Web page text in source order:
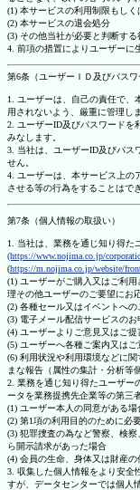
(1) 本サービスの利用制限もしく
(2) 本サービスの退会処分
(3) その他当社が必要と判断する
4. 前項の措置によりユーザーに
第6条（ユーザーＩＤ及びパスワ
1. ユーザーは、自己の責任で、
用されないよう、厳重に管理しま
2. ユーザーID及びパスワードを
みなします。
3. 当社は、ユーザーID及びパス
せん。
4. ユーザーは、本サービス上の
させる等の行為をすることはで
第7条（個人情報の取扱い）
1. 当社は、業務を通じ知り得た
(https://www.nojima.co.jp/
(https://m.nojima.co.jp/website/
(1) ユーザーがご購入又はご利
理その他ユーザーのご要望にお
(2) 各種セール又はイベントへの
(3) 電子メール配信サービスの
(4) ユーザーよりご意見又はご
(5) ユーザーへ各種ご案内又は
(6) 利用状況や利用環境などに
まな報告（属性の集計・分析等
2. 業務を通じ知り得たユーザー
ータを業務提携先企業等の第三
(1) ユーザー本人の同意がある場
(2) 第1項の利用目的のために必
(3) 犯罪捜査の為など警察、検
ら開示請求があった場合
(4) 会員の生命、身体又は財産
3. 収集した個人情報をより安全
すが、データセンターでは個人